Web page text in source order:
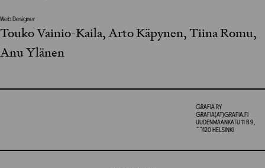
Web Designer
Touko Vainio-Kaila, Arto Käpynen, Tiina Romu,
Anu Ylänen
GRAFIA RY
GRAFIA(AT)GRAFIA.FI
UUDENMAANKATU 11 B 9,
00120 HELSINKI